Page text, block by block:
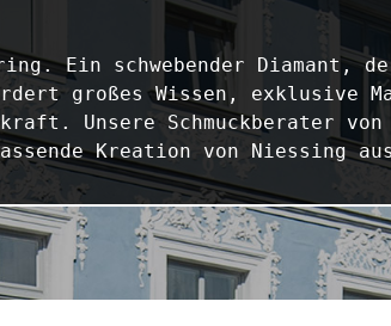
Ein schwebender Diamant,
großes Wissen, exklusive
Unsere Schmuckberater
Kreation von Niessing